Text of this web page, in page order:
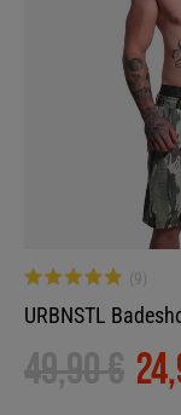
URBNSTL
49,90 €